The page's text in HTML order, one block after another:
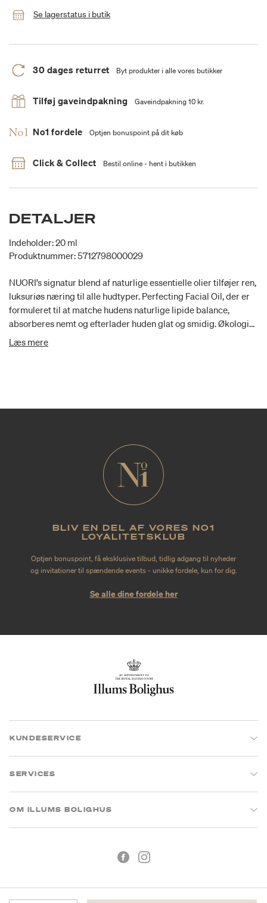
Se lagerstatus i butik
30 dages returret Byt produkter i alle vores butikker
Tilføj gaveindpakning Gaveindpakning 10 kr.
No1 fordele Optjen bonuspoint på dit køb
Click & Collect Bestil online - hent i butikken
DETALJER
Indeholder: 20 ml
Produktnummer: 5712798000029
NUORI’s signatur blend af naturlige essentielle olier tilføjer ren,
luksuriøs næring til alle hudtyper. Perfecting Facial Oil, der er
formuleret til at matche hudens naturlige lipide balance,
absorberes nemt og efterlader huden glat og smidig. Økologisk
hybenolie og evening primrose olie, rig på omega 3 og 6
Læs mere
BLIV EN DEL AF VORES NO1
LOYALITETSKLUB
Optjen bonuspoint, få eksklusive tilbud, tidlig adgang til nyheder
og invitationer til spændende events - unikke fordele, kun for dig.
Se alle dine fordele her
KUNDESERVICE
SERVICES
OM ILLUMS BOLIGHUS